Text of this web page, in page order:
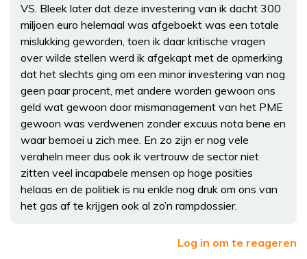
VS. Bleek later dat deze investering van ik dacht 300
miljoen euro helemaal was afgeboekt was een totale
mislukking geworden, toen ik daar kritische vragen
over wilde stellen werd ik afgekapt met de opmerking
dat het slechts ging om een minor investering van nog
geen paar procent, met andere worden gewoon ons
geld wat gewoon door mismanagement van het PME
gewoon was verdwenen zonder excuus nota bene en
waar bemoei u zich mee. En zo zijn er nog vele
veraheln meer dus ook ik vertrouw de sector niet
zitten veel incapabele mensen op hoge posities
helaas en de politiek is nu enkle nog druk om ons van
het gas af te krijgen ook al zo’n rampdossier.
Log in om te reageren